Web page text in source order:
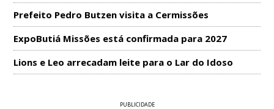
Prefeito Pedro Butzen visita a Cermissões
ExpoButiá Missões está confirmada para 2027
Lions e Leo arrecadam leite para o Lar do Idoso
PUBLICIDADE